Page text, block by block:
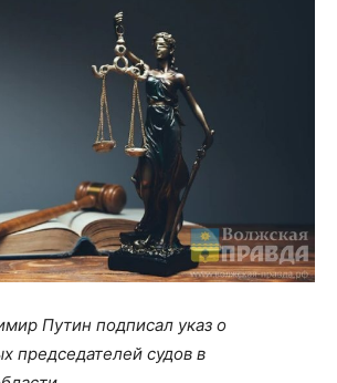
Путин подписал указ о
председателей судов в